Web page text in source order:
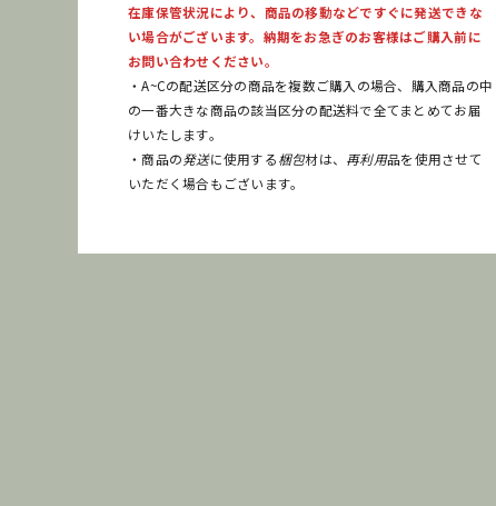
在庫保管状況により、商品の移動などですぐに発送できな
い場合がございます。納期をお急ぎのお客様はご購入前に
お問い合わせください。
・A~Cの配送区分の商品を複数ご購入の場合、購入商品の中
の一番大きな商品の該当区分の配送料で全てまとめてお届
けいたします。
・商品の発送に使用する梱包材は、 再利用品を使用させて
いただく場合もございます。